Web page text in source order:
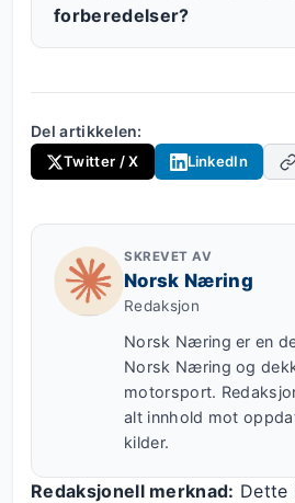
forberedelser?
Del artikkelen:
Twitter / X LinkedIn
SKREVET AV
Norsk Næring
Redaksjon
Norsk Næring er en
Norsk Næring og
motorsport.
alt innhold mot
kilder.
Redaksjonell merknad: Dette